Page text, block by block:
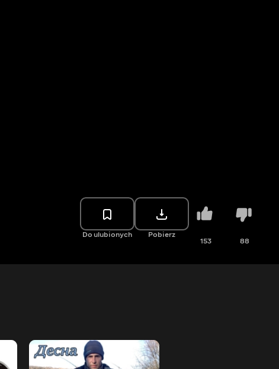
Do ulubionych Pobierz
153 88